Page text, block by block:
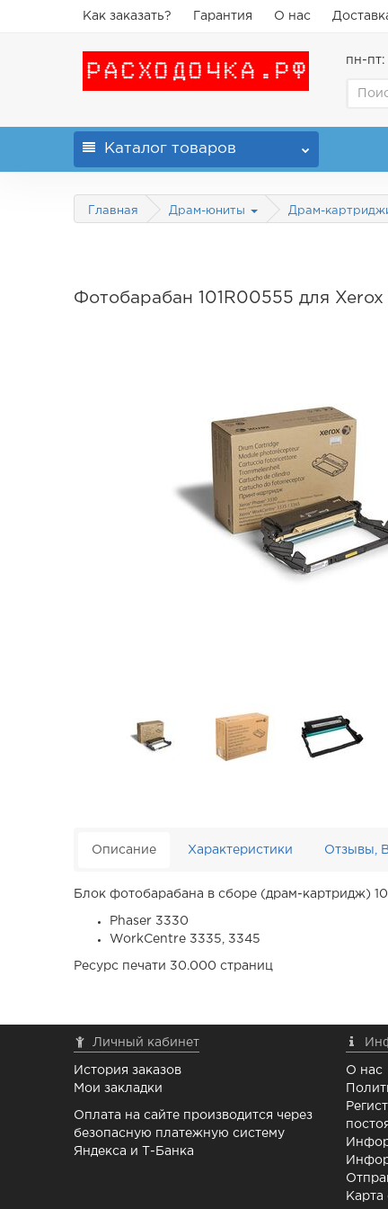
Как заказать? Гарантия О нас
пн-пт:
Каталог товаров
Главная Драм-юниты Драм-
Фотобарабан 101R00555 для
Описание Характеристики Отзывы,
Блок фотобарабана в сборе (драм-картридж)
Phaser 3330
WorkCentre 3335, 3345
Ресурс печати 30.000 страниц
Личный кабинет
История заказов
Мои закладки
Оплата на сайте производится через
безопасную платежную систему
Яндекса и Т-Банка
О нас
Карта